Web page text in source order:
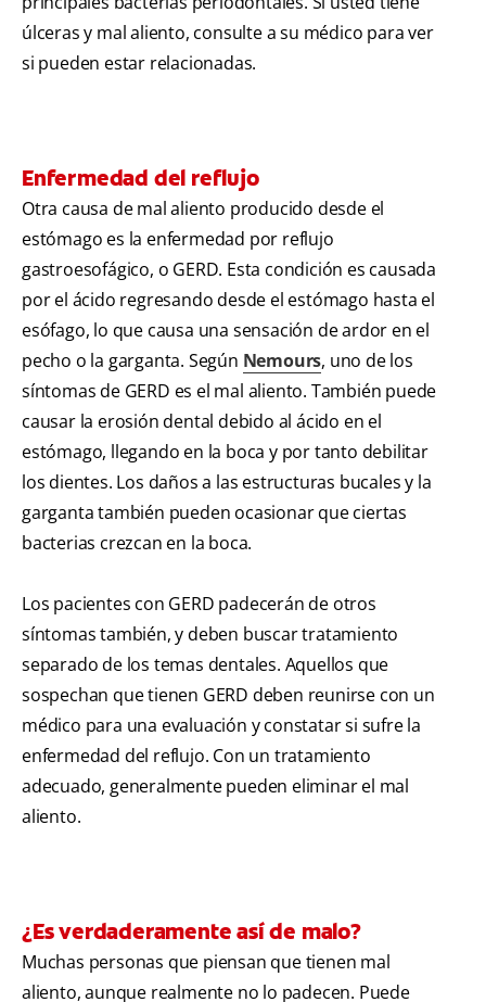
úlceras y mal aliento, consulte a su médico para ver
si pueden estar relacionadas.
Enfermedad del reflujo
Otra causa de mal aliento producido desde el
estómago es la enfermedad por reflujo
gastroesofágico, o GERD. Esta condición es causada
por el ácido regresando desde el estómago hasta el
esófago, lo que causa una sensación de ardor en el
pecho o la garganta. Según Nemours, uno de los
síntomas de GERD es el mal aliento. También puede
causar la erosión dental debido al ácido en el
estómago, llegando en la boca y por tanto debilitar
los dientes. Los daños a las estructuras bucales y la
garganta también pueden ocasionar que ciertas
bacterias crezcan en la boca.
Los pacientes con GERD padecerán de otros
síntomas también, y deben buscar tratamiento
separado de los temas dentales. Aquellos que
sospechan que tienen GERD deben reunirse con un
médico para una evaluación y constatar si sufre la
enfermedad del reflujo. Con un tratamiento
adecuado, generalmente pueden eliminar el mal
aliento.
¿Es verdaderamente así de malo?
Muchas personas que piensan que tienen mal
aliento, aunque realmente no lo padecen. Puede